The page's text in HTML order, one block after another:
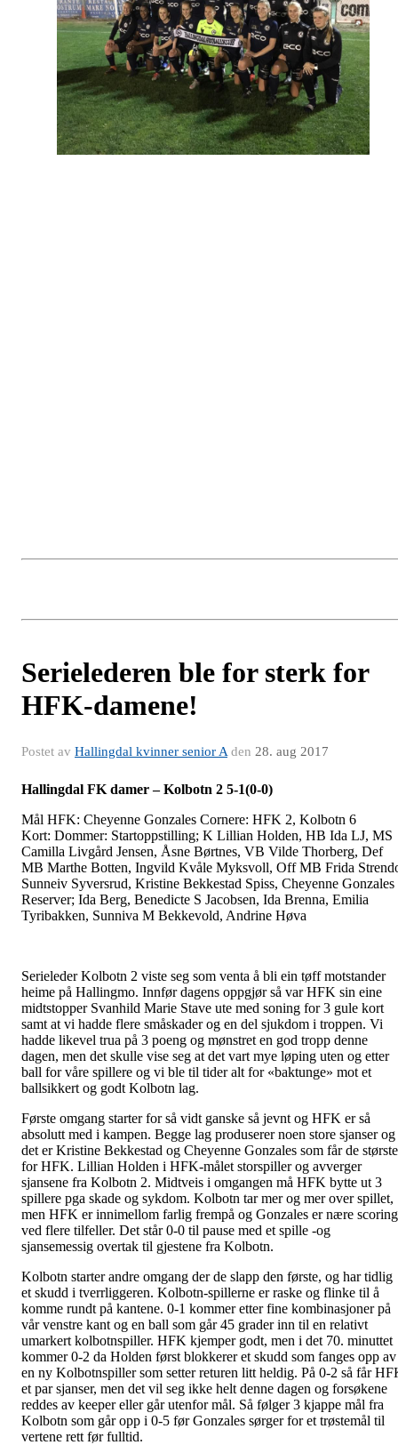
Serielederen ble for sterk for
HFK-damene!
Postet av Hallingdal kvinner senior A den 28. aug 2017
Hallingdal FK damer – Kolbotn 2 5-1(0-0)
Mål HFK: Cheyenne Gonzales Cornere: HFK 2, Kolbotn 6
Kort: Dommer: Startoppstilling; K Lillian Holden, HB Ida LJ, MS
Camilla Livgård Jensen, Åsne Børtnes, VB Vilde Thorberg, Def
MB Marthe Botten, Ingvild Kvåle Myksvoll, Off MB Frida
Sunneiv Syversrud, Kristine Bekkestad Spiss, Cheyenne Gonzales
Reserver; Ida Berg, Benedicte S Jacobsen, Ida Brenna, Emilia
Tyribakken, Sunniva M Bekkevold, Andrine Høva
Serieleder Kolbotn 2 viste seg som venta å bli ein tøff motstander
heime på Hallingmo. Innfør dagens oppgjør så var HFK sin eine
midtstopper Svanhild Marie Stave ute med soning for 3 gule kort
samt at vi hadde flere småskader og en del sjukdom i troppen. Vi
hadde likevel trua på 3 poeng og mønstret en god tropp denne
dagen, men det skulle vise seg at det vart mye løping uten og etter
ball for våre spillere og vi ble til tider alt for «baktunge» mot et
ballsikkert og godt Kolbotn lag.
Første omgang starter for så vidt ganske så jevnt og HFK er så
absolutt med i kampen. Begge lag produserer noen store sjanser og
det er Kristine Bekkestad og Cheyenne Gonzales som får de største
for HFK. Lillian Holden i HFK-målet storspiller og avverger
sjansene fra Kolbotn 2. Midtveis i omgangen må HFK bytte ut 3
spillere pga skade og sykdom. Kolbotn tar mer og mer over spillet,
men HFK er innimellom farlig frempå og Gonzales er nære scoring
ved flere tilfeller. Det står 0-0 til pause med et spille -og
sjansemessig overtak til gjestene fra Kolbotn.
Kolbotn starter andre omgang der de slapp den første, og har tidlig
et skudd i tverrliggeren. Kolbotn-spillerne er raske og flinke til å
komme rundt på kantene. 0-1 kommer etter fine kombinasjoner på
vår venstre kant og en ball som går 45 grader inn til en relativt
umarkert kolbotnspiller. HFK kjemper godt, men i det 70. minuttet
kommer 0-2 da Holden først blokkerer et skudd som fanges opp av
en ny Kolbotnspiller som setter returen litt heldig. På 0-2 så får
et par sjanser, men det vil seg ikke helt denne dagen og forsøkene
reddes av keeper eller går utenfor mål. Så følger 3 kjappe mål fra
Kolbotn som går opp i 0-5 før Gonzales sørger for et trøstemål til
vertene rett før fulltid.